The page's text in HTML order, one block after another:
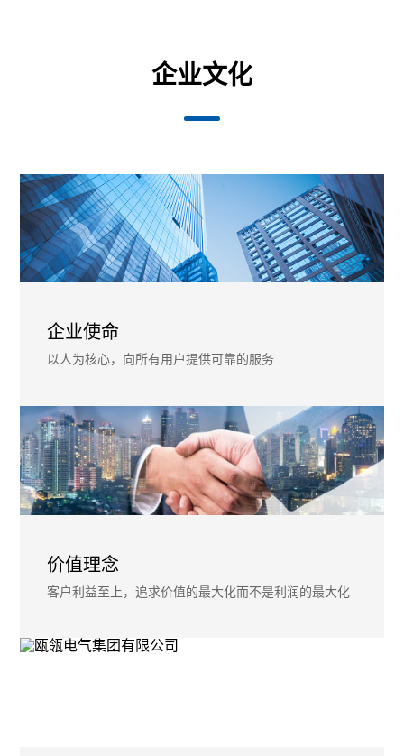
企业文化
企业使命
以人为核心，向所有用户提供可靠的服务
价值理念
客户利益至上，追求价值的最大化而不是利润的最大化